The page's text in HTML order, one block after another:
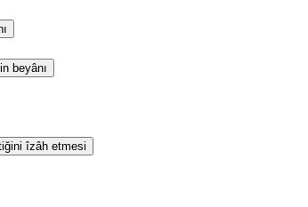
beyânı
îzâh etmesi